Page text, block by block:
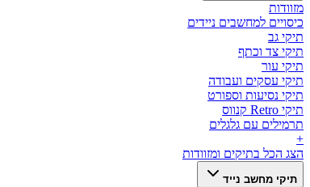
מזוודות
כיסויים למחשבים ניידים
תיקי גב
תיקי צד וכתף
תיקי עור
תיקי עסקים ועבודה
תיקי נסיעות וספורט
תיקי Retro קנווס
תרמילים עם גלגלים
+
הצג הכל בתיקים ומזוודות
תיקי מחשב נייד